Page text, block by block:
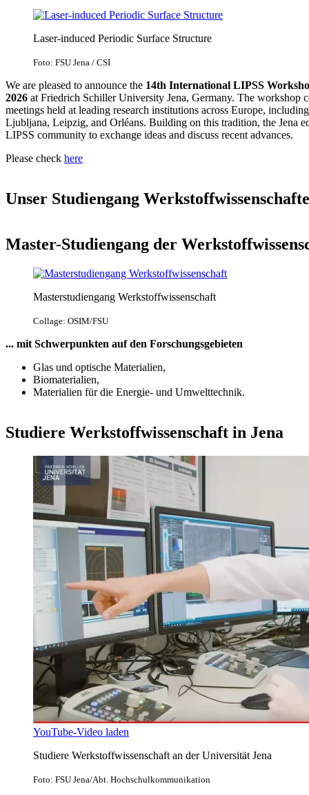
Laser-induced Periodic Surface Structure
Foto: FSU Jena / CSI
We are pleased to announce the 14th International LIPSS
2026 at Friedrich Schiller University Jena, Germany. The workshop
meetings held at leading research institutions across Europe,
Ljubljana, Leipzig, and Orléans. Building on this tradition, the Jena
LIPSS community to exchange ideas and discuss recent advances.
Please check here
Unser Studiengang
Master-Studiengang der
Masterstudiengang Werkstoffwissenschaft
Collage: OSIM/FSU
... mit Schwerpunkten auf den Forschungsgebieten
Glas und optische Materialien,
Biomaterialien,
Materialien für die Energie- und Umwelttechnik.
Studiere Werkstoffwissenschaft in Jena
YouTube-Video laden
Studiere Werkstoffwissenschaft an der Universität Jena
Foto: FSU Jena/Abt. Hochschulkommunikation